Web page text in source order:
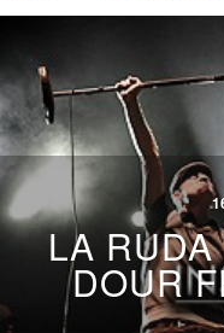
LA
DOUR